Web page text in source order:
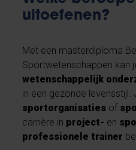
uitoefenen?
Met een masterdiploma
Sportwetenschappen kan
wetenschappelijk
in een gezonde levensstijl.
sportorganisaties of
carrière in project- en
professionele trainer